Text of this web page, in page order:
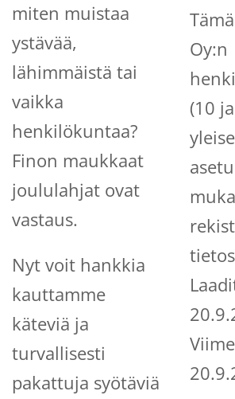
miten muistaa
ystävää,
lähimmäistä tai
vaikka
henkilökuntaa?
Finon maukkaat
joululahjat ovat
vastaus.
Nyt voit hankkia
kauttamme
käteviä ja
turvallisesti
pakattuja syötäviä
Oy:n
(10